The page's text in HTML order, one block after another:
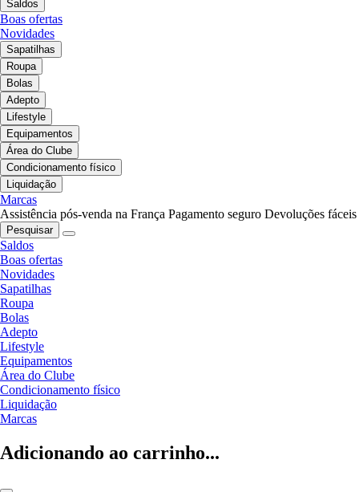
Saldos
Boas ofertas
Novidades
Sapatilhas
Roupa
Bolas
Adepto
Lifestyle
Equipamentos
Área do Clube
Condicionamento físico
Liquidação
Marcas
Assistência pós-venda na França Pagamento seguro Devoluções fáceis
Pesquisar
Saldos
Boas ofertas
Novidades
Sapatilhas
Roupa
Bolas
Adepto
Lifestyle
Equipamentos
Área do Clube
Condicionamento físico
Liquidação
Marcas
Adicionando ao carrinho...